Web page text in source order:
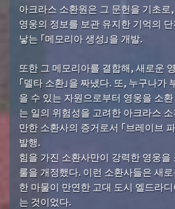
아크라스 소환원은 그 문헌을 기초
영웅의 정보를 보관 유지한 기억의 단
낳는 「메모리아 생성」을 개발.
또한 그 메모리아를 결합해, 새로운
「델타 소환」을 짜냈다. 또, 누구나가
을 수 있는 자원으로부터 영웅을 소
는 일의 위험성을 고려한 아크라스
만한 소환사의 증거로서 「브레이브
발행.
힘을 가진 소환사만이 강력한 영웅을
룰을 개정했다. 이런 소환사들은 새
한 마물이 만연한 고대 도시 엘드라
는 것이었다.